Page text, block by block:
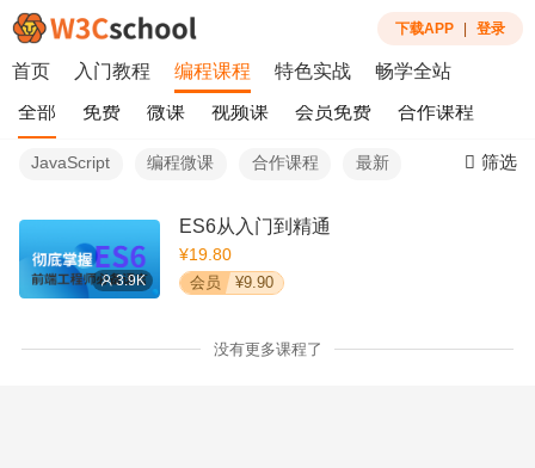
下载APP 登录
首页 入门教程 编程课程 特色实战 畅学全站
全部 免费 微课 视频课 会员免费 合作课程
JavaScript 编程微课 合作课程 最新 筛选
3.9K
ES6从入门到精通
¥19.80
会员 ¥9.90
没有更多课程了